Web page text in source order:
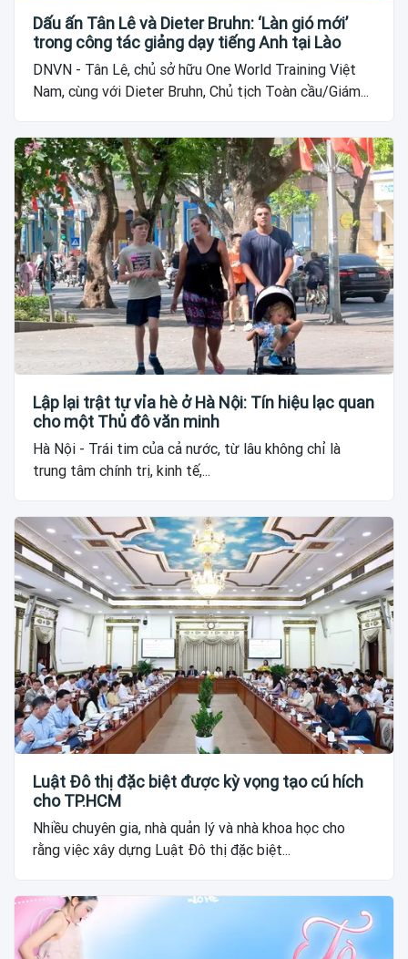
Dấu ấn Tân Lê và Dieter Bruhn: ‘Làn gió mới’
trong công tác giảng dạy tiếng Anh tại Lào
DNVN - Tân Lê, chủ sở hữu One World Training Việt
Nam, cùng với Dieter Bruhn, Chủ tịch Toàn cầu/Giám...
Lập lại trật tự vỉa hè ở Hà Nội: Tín hiệu lạc quan
cho một Thủ đô văn minh
Hà Nội - Trái tim của cả nước, từ lâu không chỉ là
trung tâm chính trị, kinh tế,...
Luật Đô thị đặc biệt được kỳ vọng tạo cú hích
cho TP.HCM
Nhiều chuyên gia, nhà quản lý và nhà khoa học cho
rằng việc xây dựng Luật Đô thị đặc biệt...